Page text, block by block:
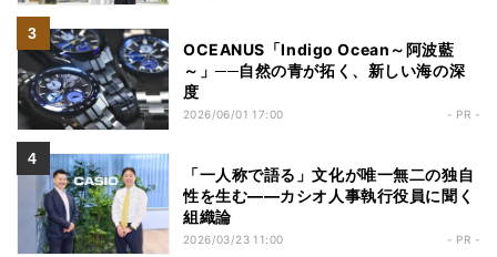
OCEANUS「Indigo Ocean～阿波藍
～」──自然の青が拓く、新しい海の深
度
2026/06/01 17:00 - PR -
「一人称で語る」文化が唯一無二の独自
性を生む――カシオ人事執行役員に聞く
組織論
2026/03/23 11:00 - PR -